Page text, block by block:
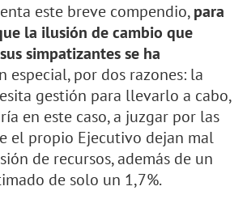
este breve compendio,para
la ilusión de cambio que
simpatizantes se ha
especial, por dos razones: la
gestión para llevarlo a cabo,
en este caso, a juzgar por las
el propio Ejecutivo dejan mal
de recursos, además de un
de solo un 1,7%.